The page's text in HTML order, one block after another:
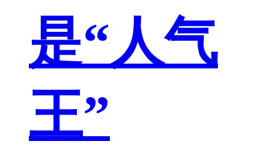
是“人气
王”